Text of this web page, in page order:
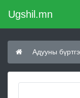
Ugshil.mn
Адууны